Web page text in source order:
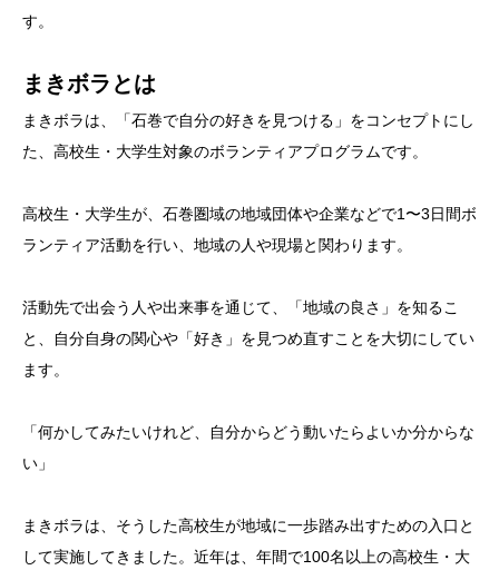
す。
まきボラとは
まきボラは、「石巻で自分の好きを見つける」をコンセプトにし
た、高校生・大学生対象のボランティアプログラムです。
高校生・大学生が、石巻圏域の地域団体や企業などで1〜3日間ボ
ランティア活動を行い、地域の人や現場と関わります。
活動先で出会う人や出来事を通じて、「地域の良さ」を知るこ
と、自分自身の関心や「好き」を見つめ直すことを大切にしてい
ます。
「何かしてみたいけれど、自分からどう動いたらよいか分からな
い」
まきボラは、そうした高校生が地域に一歩踏み出すための入口と
して実施してきました。近年は、年間で100名以上の高校生・大